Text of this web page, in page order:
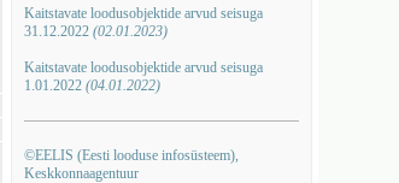
Kaitstavate loodusobjektide arvud seisuga
31.12.2022 (02.01.2023)
Kaitstavate loodusobjektide arvud seisuga
1.01.2022 (04.01.2022)
©EELIS (Eesti looduse infosüsteem),
Keskkonnaagentuur